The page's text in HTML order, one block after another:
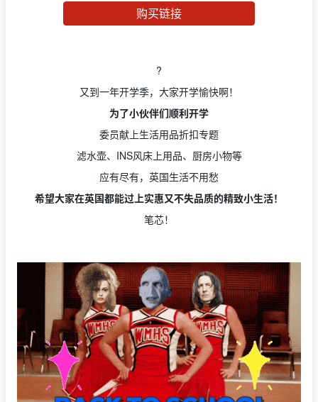
购买链接
?
又到一年开学季，大家开学愉快啊！
为了小伙伴们顺利开学
委员献上生活用品折扣专题
滤水壶、INS风床上用品、厨房小物等
应有尽有，英国生活不用愁
希望大家在英国都能过上实惠又不失品质的精致小生活！
笔芯！